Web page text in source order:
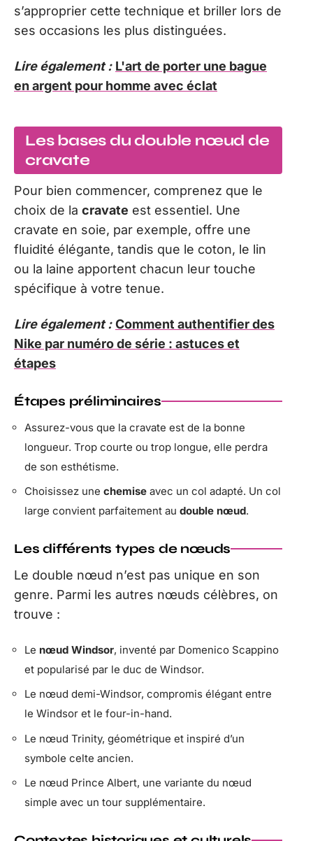
s’approprier cette technique et briller lors de
ses occasions les plus distinguées.
Lire également : L'art de porter une bague
en argent pour homme avec éclat
Les bases du double nœud de
cravate
Pour bien commencer, comprenez que le
choix de la cravate est essentiel. Une
cravate en soie, par exemple, offre une
fluidité élégante, tandis que le coton, le lin
ou la laine apportent chacun leur touche
spécifique à votre tenue.
Lire également : Comment authentifier des
Nike par numéro de série : astuces et
étapes
Étapes préliminaires
Assurez-vous que la cravate est de la bonne
longueur. Trop courte ou trop longue, elle perdra
de son esthétisme.
Choisissez une chemise avec un col adapté. Un col
large convient parfaitement au double nœud.
Les différents types de nœuds
Le double nœud n’est pas unique en son
genre. Parmi les autres nœuds célèbres, on
trouve :
Le nœud Windsor, inventé par Domenico Scappino
et popularisé par le duc de Windsor.
Le nœud demi-Windsor, compromis élégant entre
le Windsor et le four-in-hand.
Le nœud Trinity, géométrique et inspiré d’un
symbole celte ancien.
Le nœud Prince Albert, une variante du nœud
simple avec un tour supplémentaire.